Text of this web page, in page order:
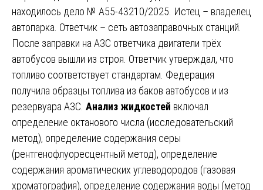
находилось дело № А55-43210/2025. Истец – владелец
автопарка. Ответчик – сеть автозаправочных станций.
После заправки на АЗС ответчика двигатели трёх
автобусов вышли из строя. Ответчик утверждал, что
топливо соответствует стандартам. Федерация
получила образцы топлива из баков автобусов и из
резервуара АЗС. Анализ жидкостей включал
определение октанового числа (исследовательский
метод), определение содержания серы
(рентгенофлуоресцентный метод), определение
содержания ароматических углеводородов (газовая
хроматография), определение содержания воды (метод